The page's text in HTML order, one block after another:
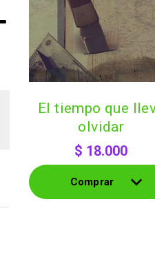
el tiempo que lleve
olvidar
$ 18.000
Comprar